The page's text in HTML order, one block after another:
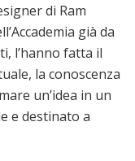
di Ram
già da
l’hanno fatta il
la conoscenza
un’idea in un
e destinato a